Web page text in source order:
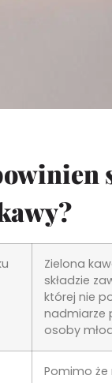
Zielona
składzie
której nie
nadmiarze
osoby
Pomimo że